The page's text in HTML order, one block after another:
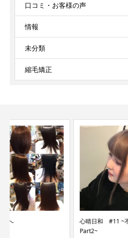
口コミ・お客様の声
情報
未分類
縮毛矯正
心晴日和 #11 ~不登校